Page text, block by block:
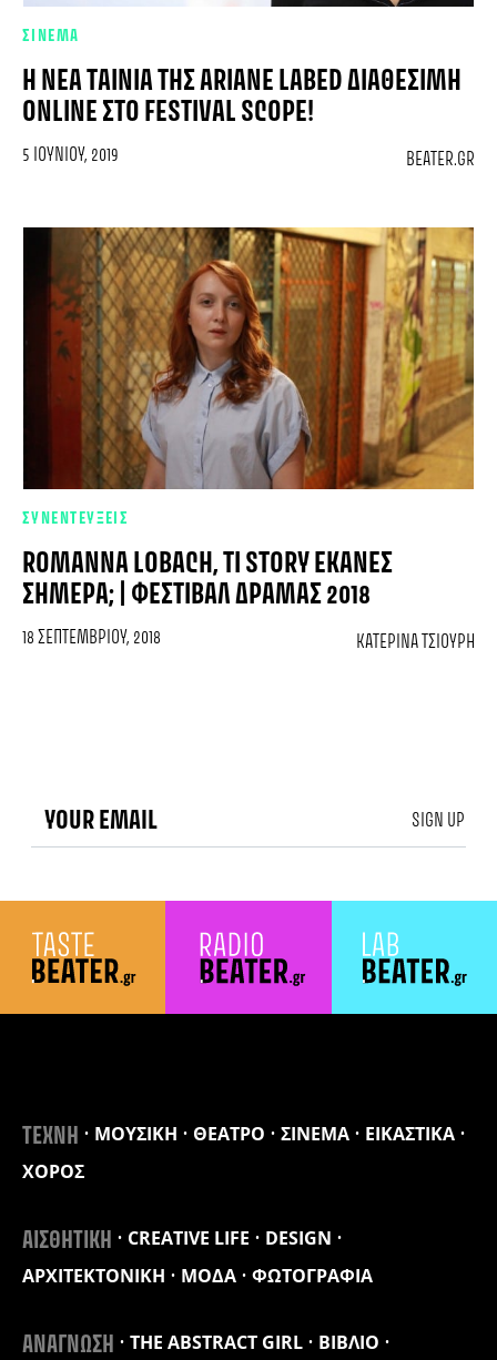
ΣΙΝΕΜΑ
Η ΝΈΑ ΤΑΙΝΊΑ ΤΗΣ ARIANE LABED ΔΙΑΘΈΣΙΜΗ
ONLINE ΣΤΟ FESTIVAL SCOPE!
5 ΙΟΥΝΊΟΥ, 2019 BEATER.GR
ΣΥΝΕΝΤΕΥΞΕΙΣ
ROMANNA LOBACH, ΤΊ STORY ΈΚΑΝΕΣ
ΣΉΜΕΡΑ; | ΦΕΣΤΙΒΆΛ ΔΡΆΜΑΣ 2018
18 ΣΕΠΤΕΜΒΡΊΟΥ, 2018 ΚΑΤΕΡΊΝΑ ΤΣΙΟΥΡΉ
ΤΕΧΝΗ ΜΟΥΣΙΚΗ ΘΕΑΤΡΟ ΣΙΝΕΜΑ
ΕΙΚΑΣΤΙΚΑ
ΧΟΡΟΣ
ΑΙΣΘΗΤΙΚΗ CREATIVE LIFE
DESIGN
ΑΡΧΙΤΕΚΤΟΝΙΚΗ
ΜΟΔΑ ΦΩΤΟΓΡΑΦΙΑ
ΑΝΑΓΝΩΣΗ THE ABSTRACT GIRL
ΒΙΒΛΙΟ
SIGN UP